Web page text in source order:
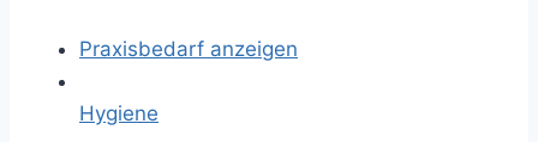
Praxisbedarf anzeigen
Hygiene